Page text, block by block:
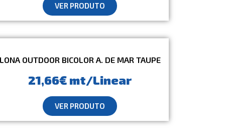
VER PRODUTO
OUTDOOR BICOLOR A. DE MAR TAUPE
21,66€ mt/Linear
VER PRODUTO